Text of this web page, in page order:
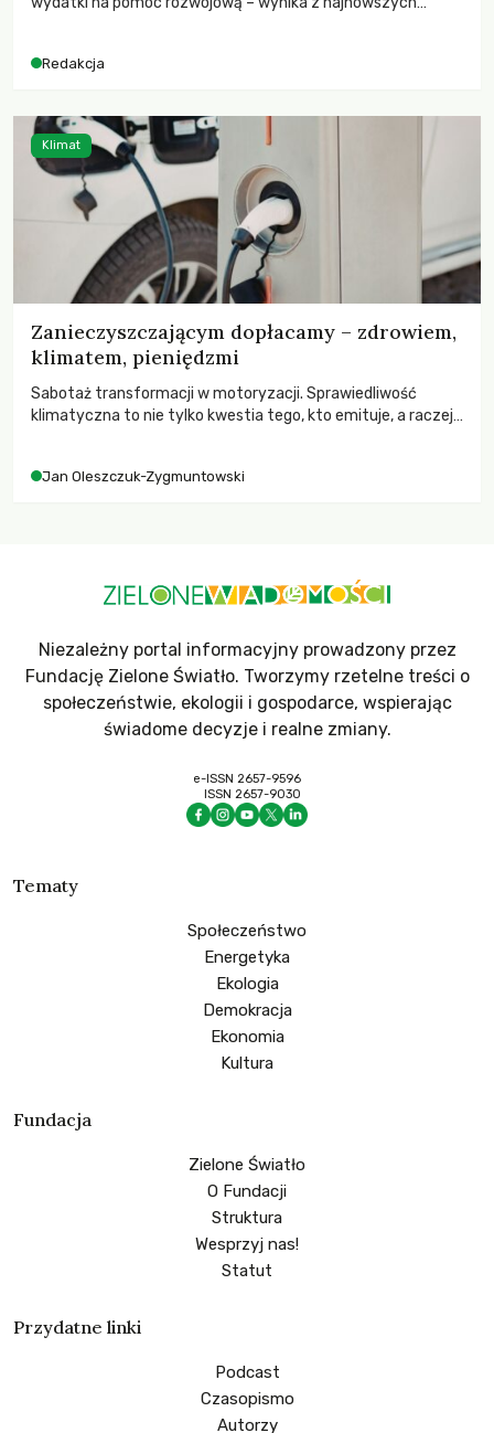
odnotowano największe tąpnięcie ODA w historii. Jakie będą
kryzysami i ubóstwem?
Redakcja
Zanieczyszczającym dopłacamy – zdrowiem,
klimatem, pieniędzmi
Sabotaż transformacji w motoryzacji. Sprawiedliwość
klimatyczna to nie tylko kwestia tego, kto emituje, a raczej
Jan Oleszczuk-Zygmuntowski
Klimat
Niezależny portal informacyjny prowadzony przez
Fundację Zielone Światło. Tworzymy rzetelne treści o
społeczeństwie, ekologii i gospodarce, wspierając
świadome decyzje i realne zmiany.
e-ISSN 2657-9596
ISSN 2657-9030
Tematy
Społeczeństwo
Energetyka
Ekologia
Demokracja
Ekonomia
Kultura
Fundacja
Zielone Światło
O Fundacji
Struktura
Wesprzyj nas!
Statut
Przydatne linki
Podcast
Czasopismo
Autorzy